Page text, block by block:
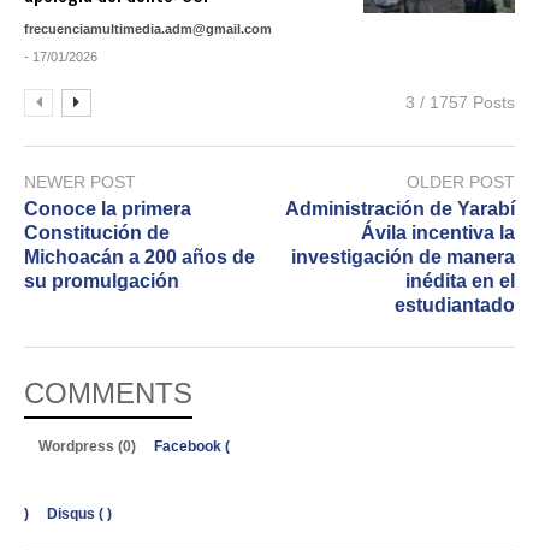
frecuenciamultimedia.adm@gmail.com
- 17/01/2026
3 / 1757 Posts
NEWER POST
Conoce la primera
Constitución de
Michoacán a 200 años de
su promulgación
OLDER POST
Administración de Yarabí
Ávila incentiva la
investigación de manera
inédita en el
estudiantado
COMMENTS
Wordpress (0) Facebook (
) Disqus ( )